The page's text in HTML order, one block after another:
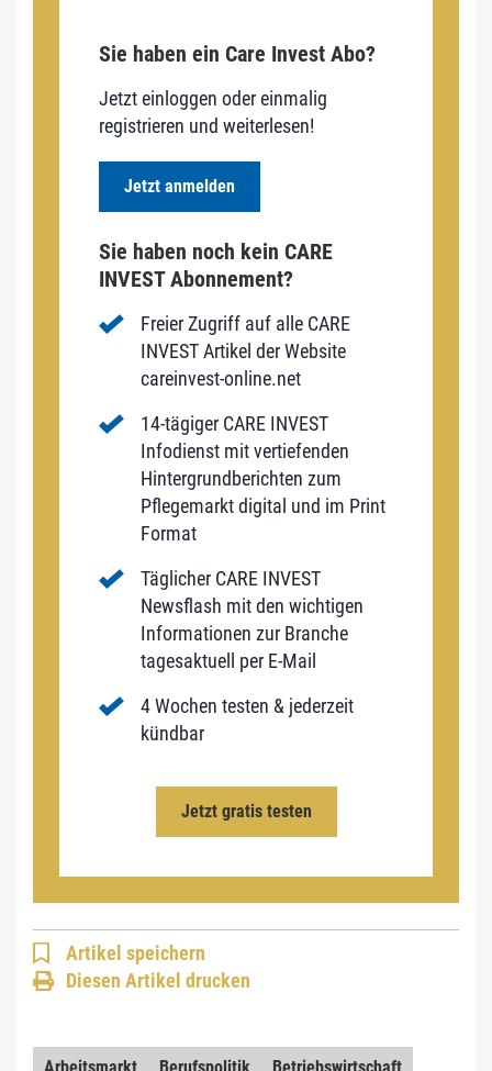
Sie haben ein Care Invest Abo?
Jetzt einloggen oder einmalig
registrieren und weiterlesen!
Jetzt anmelden
Sie haben noch kein CARE
INVEST Abonnement?
Freier Zugriff auf alle CARE
INVEST Artikel der Website
careinvest-online.net
14-tägiger CARE INVEST
Infodienst mit vertiefenden
Hintergrundberichten zum
Pflegemarkt digital und im Print
Format
Täglicher CARE INVEST
Newsflash mit den wichtigen
Informationen zur Branche
tagesaktuell per E-Mail
4 Wochen testen & jederzeit
kündbar
Jetzt gratis testen
Artikel speichern
Diesen Artikel drucken